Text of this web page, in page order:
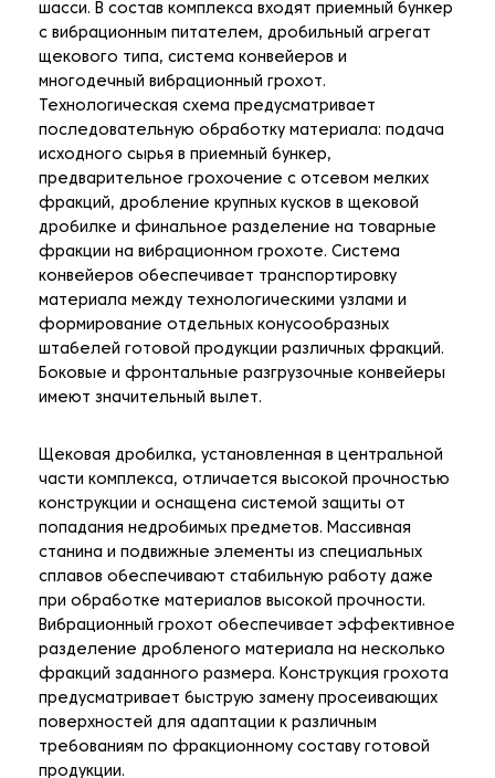
шасси. В состав комплекса входят приемный бункер
с вибрационным питателем, дробильный агрегат
щекового типа, система конвейеров и
многодечный вибрационный грохот.
Технологическая схема предусматривает
последовательную обработку материала: подача
исходного сырья в приемный бункер,
предварительное грохочение с отсевом мелких
фракций, дробление крупных кусков в щековой
дробилке и финальное разделение на товарные
фракции на вибрационном грохоте. Система
конвейеров обеспечивает транспортировку
материала между технологическими узлами и
формирование отдельных конусообразных
штабелей готовой продукции различных фракций.
Боковые и фронтальные разгрузочные конвейеры
имеют значительный вылет.
Щековая дробилка, установленная в центральной
части комплекса, отличается высокой прочностью
конструкции и оснащена системой защиты от
попадания недробимых предметов. Массивная
станина и подвижные элементы из специальных
сплавов обеспечивают стабильную работу даже
при обработке материалов высокой прочности.
Вибрационный грохот обеспечивает эффективное
разделение дробленого материала на несколько
фракций заданного размера. Конструкция грохота
предусматривает быструю замену просеивающих
поверхностей для адаптации к различным
требованиям по фракционному составу готовой
продукции.